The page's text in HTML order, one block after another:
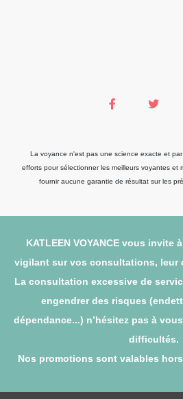
La voyance n'est pas une science exacte et
efforts pour sélectionner les meilleurs voyantes et
fournir aucune garantie de résultat sur les
KATLEEN VOYANCE vous invite
vigilant sur vos consultations, leur
La consultation excessive de
engendrer des risques
dépendance...) n’hésitez pas à
difficultés.
Nos promotions sont valables